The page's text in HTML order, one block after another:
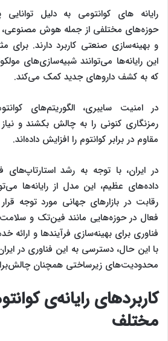
رایانه ‌های کوانتومی به دلیل
حوزه‌های مختلفی از جمله هوش مصنوعی،
و بهینه‌سازی صنعتی کاربرد دارند. برای
این رایانه‌ها می‌توانند شبیه‌سازی‌های
که به کشف داروهای جدید کمک می‌کند.
در امنیت سایبری، الگوریتم‌های
رمزنگاری کنونی را به چالش بکشند و
مقاوم در برابر کوانتوم را افزایش داده‌اند.
در ایران، با توجه به رشد استارتاپ‌های
داده‌های عظیم، این مدل از رایانه‌ها
رقابت در بازارهای جهانی مورد توجه
فعال در حوزه‌هایی مانند فین‌تک و سلامت
فناوری برای بهینه‌سازی فرآیندها و ارائه
با این حال، دسترسی به این فناوری در
محدودیت‌های زیرساختی همچنان
کاربردهای رایانه‌ی
مختلف